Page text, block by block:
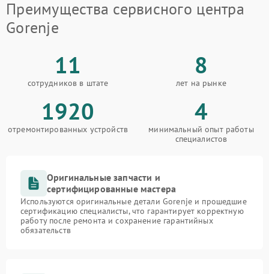
Преимущества сервисного центра
Gorenje
11
сотрудников в штате
8
лет на рынке
1920
отремонтированных устройств
4
минимальный опыт работы
специалистов
Оригинальные запчасти и
сертифицированные мастера
Используются оригинальные детали Gorenje и прошедшие
сертификацию специалисты, что гарантирует корректную
работу после ремонта и сохранение гарантийных
обязательств